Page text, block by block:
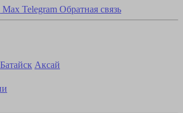
Max Telegram Обратная связь
Батайск Аксай